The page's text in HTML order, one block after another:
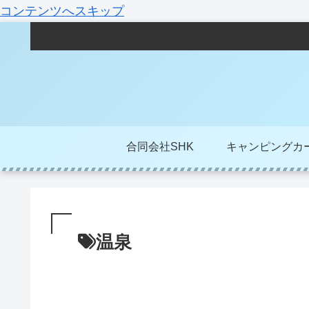
コンテンツへスキップ
合同会社SHK キャンピングカ
温泉